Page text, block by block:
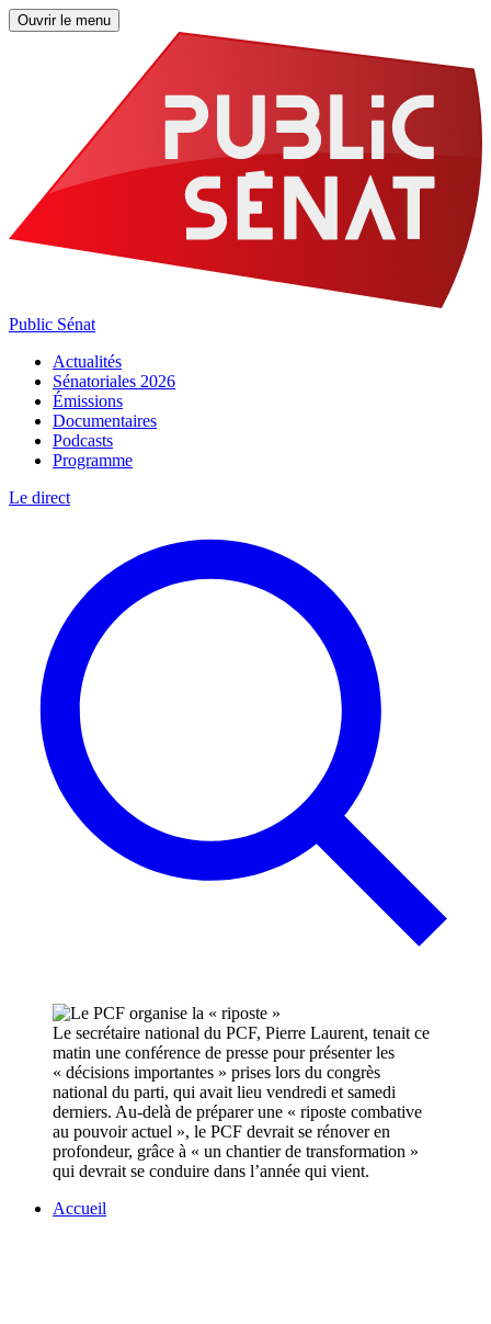
Ouvrir le menu
Public Sénat
Actualités
Sénatoriales 2026
Émissions
Documentaires
Podcasts
Programme
Le direct
Le secrétaire national du PCF, Pierre Laurent, tenait ce
matin une conférence de presse pour présenter les
« décisions importantes » prises lors du congrès
national du parti, qui avait lieu vendredi et samedi
derniers. Au-delà de préparer une « riposte combative
au pouvoir actuel », le PCF devrait se rénover en
profondeur, grâce à « un chantier de transformation »
qui devrait se conduire dans l’année qui vient.
Accueil